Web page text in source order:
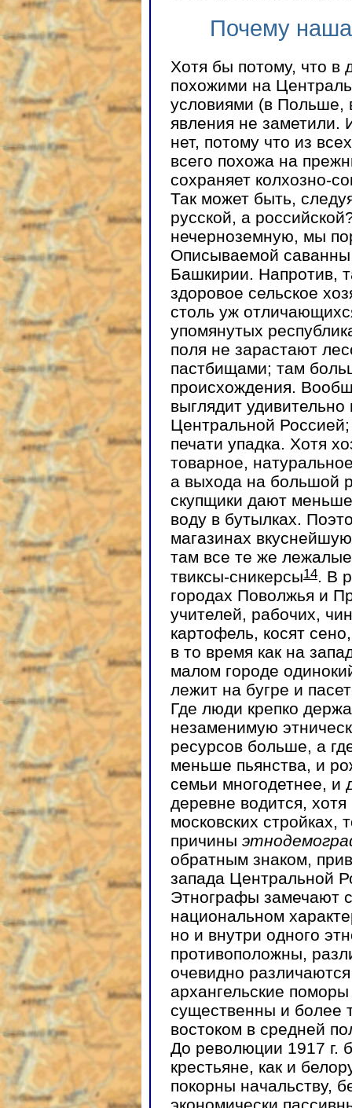
Почему
Хотя бы потому, что в
похожими на
условиями (в Польше,
явления не заметили.
нет, потому что из
всего похожа на
сохраняет колхозно-
Так может быть,
русской, а
нечерноземную, мы
Описываемой
Башкирии. Напротив,
здоровое сельское
столь уж
упомянутых
поля не зарастают
пастбищами; там
происхождения.
выглядит
Центральной
печати упадка. Хотя
товарное,
а выхода на большой
скупщики дают
воду в бутылках.
магазинах
там все те же
твиксы-сникерсы14. В
городах Поволжья и
учителей, рабочих,
картофель, косят
в то время как на
малом городе
лежит на бугре и
Где люди крепко
незаменимую
ресурсов больше, а
меньше пьянства, и
семьи многодетнее, и
деревне водится,
московских стройках,
причины
обратным знаком,
запада Центральной
Этнографы замечают
национальном
но и внутри одного
противоположны,
очевидно
архангельские
существенны и более
востоком в средней
До революции 1917 г.
крестьяне, как и
покорны начальству,